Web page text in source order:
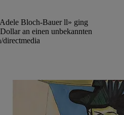
Bloch-Bauer ll» ging
an einen unbekannten